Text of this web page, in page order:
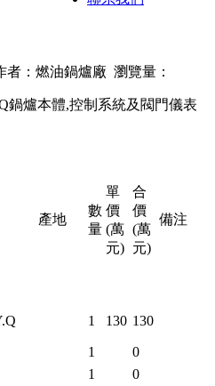
者：燃油鍋爐廠 瀏覽量：
鍋爐本體,控制系統及閥門儀表
產地
數
量
單
價
(萬
元)
合
價
(萬
元)
備注
1 130 130
1
0
1 0